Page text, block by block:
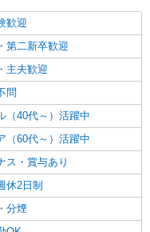
詳細を見る
歓迎
第二新卒歓迎
主夫歓迎
問
（40代～）活躍中
（60代～）活躍中
ス・賞与あり
休2日制
分煙